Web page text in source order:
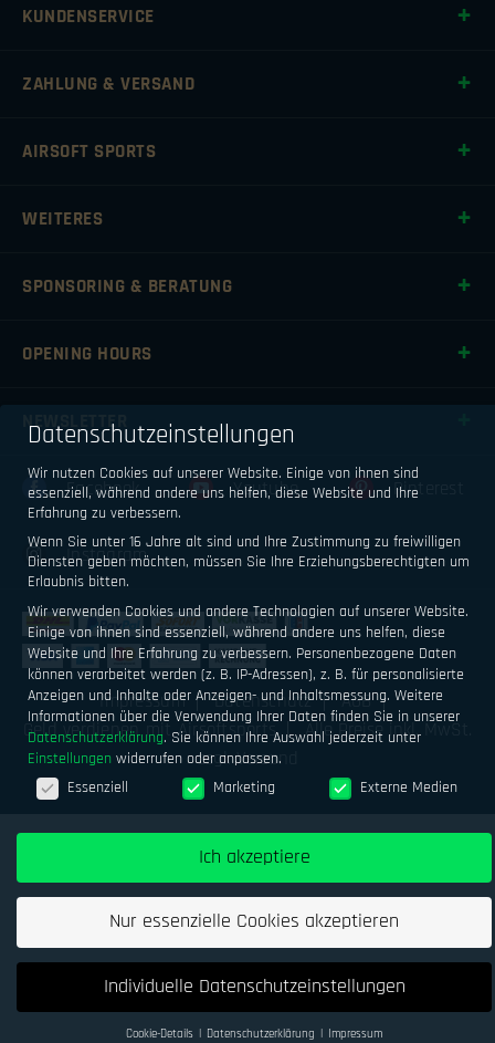
KUNDENSERVICE
ZAHLUNG & VERSAND
AIRSOFT SPORTS
WEITERES
SPONSORING & BERATUNG
OPENING HOURS
NEWSLETTER
Facebook Youtube Pinterest
Instagram
Impressum Datenschutz
AGB
Geld verdienen mit Airsoftsports
Alle Preise inkl. MwSt.
zzgl. Versand
Datenschutzeinstellungen
Wir nutzen Cookies auf unserer Website. Einige von ihnen sind
essenziell, während andere uns helfen, diese Website und Ihre
Erfahrung zu verbessern.
Wenn Sie unter 16 Jahre alt sind und Ihre Zustimmung zu freiwilligen
Diensten geben möchten, müssen Sie Ihre Erziehungsberechtigten um
Erlaubnis bitten.
Wir verwenden Cookies und andere Technologien auf unserer Website.
Einige von ihnen sind essenziell, während andere uns helfen, diese
Website und Ihre Erfahrung zu verbessern. Personenbezogene Daten
können verarbeitet werden (z. B. IP-Adressen), z. B. für personalisierte
Anzeigen und Inhalte oder Anzeigen- und Inhaltsmessung. Weitere
Informationen über die Verwendung Ihrer Daten finden Sie in unserer
Datenschutzerklärung. Sie können Ihre Auswahl jederzeit unter
Einstellungen widerrufen oder anpassen.
Datenschutzeinstellungen
Essenziell Marketing Externe Medien
Ich akzeptiere
Nur essenzielle Cookies akzeptieren
Individuelle Datenschutzeinstellungen
Cookie-Details Datenschutzerklärung Impressum